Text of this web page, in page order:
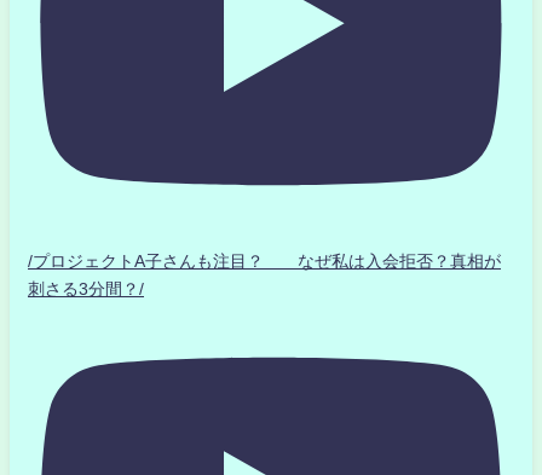
/プロジェクトA子さんも注目？ なぜ私は入会拒否？真相が
刺さる3分間？/